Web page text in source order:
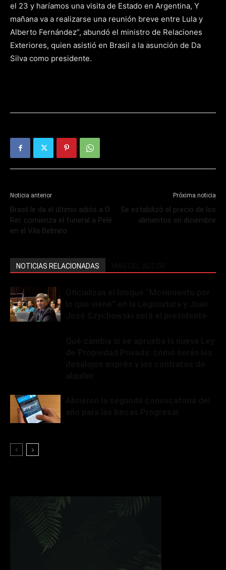
el 23 y haríamos una visita de Estado en Argentina, Y
mañana va a realizarse una reunión breve entre Lula y
Alberto Fernández”, abundó el ministro de Relaciones
Exteriores, quien asistió en Brasil a la asunción de Da
Silva como presidente.
Noticia anterior
Brasil le da el último adiós a O
Rei: comienza el funeral a Pelé
en el Vila Belmiro
Próxima noticia
Se estabilizó el precio de los
alimentos en diciembre
NOTICIAS RELACIONADAS